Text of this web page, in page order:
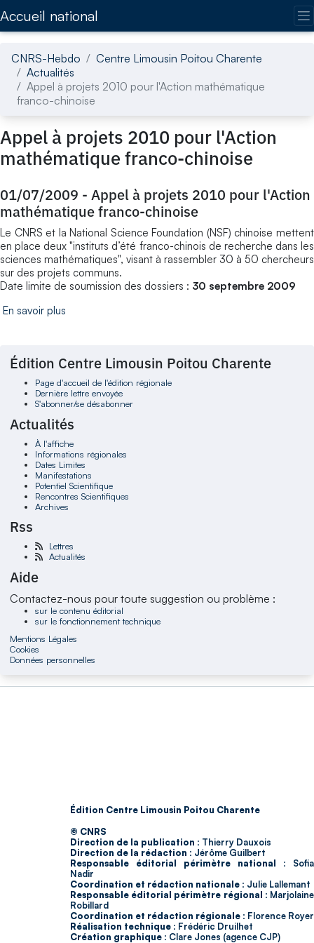
Accueil national
CNRS-Hebdo
Centre Limousin Poitou Charente
Actualités
Appel à projets 2010 pour l'Action mathématique
franco-chinoise
Appel à projets 2010 pour l'Action
mathématique franco-chinoise
01/07/2009 - Appel à projets 2010 pour l'Action
mathématique franco-chinoise
Le CNRS et la National Science Foundation (NSF) chinoise mettent
en place deux "instituts d’été franco-chinois de recherche dans les
sciences mathématiques", visant à rassembler 30 à 50 chercheurs
sur des projets communs.
Date limite de soumission des dossiers : 30 septembre 2009
En savoir plus
Édition Centre Limousin Poitou Charente
Page d'accueil de l'édition régionale
Dernière lettre envoyée
S'abonner/se désabonner
Actualités
À l'affiche
Informations régionales
Dates Limites
Manifestations
Potentiel Scientifique
Rencontres Scientifiques
Archives
Rss
Lettres
Actualités
Aide
Contactez-nous pour toute suggestion ou problème :
sur le contenu éditorial
sur le fonctionnement technique
Mentions Légales
Cookies
Données personnelles
Édition Centre Limousin Poitou Charente
© CNRS
Direction de la publication : Thierry Dauxois
Direction de la rédaction : Jérôme Guilbert
Responsable éditorial périmètre national : Sofia
Nadir
Coordination et rédaction nationale : Julie Lallemant
Responsable éditorial périmètre régional : Marjolaine
Robillard
Coordination et rédaction régionale : Florence Royer
Réalisation technique : Frédéric Druilhet
Création graphique : Clare Jones (agence CJP)